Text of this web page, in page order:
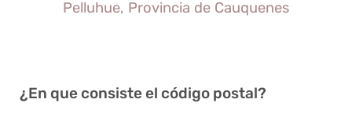
Pelluhue, Provincia de Cauquenes
¿En que consiste el código postal?